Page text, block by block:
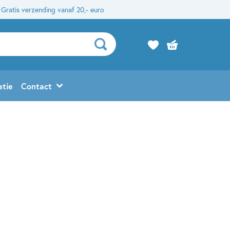
Gratis verzending vanaf 20,- euro
Contact